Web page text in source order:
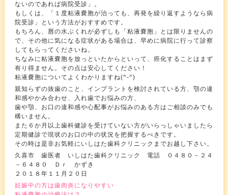
ないのであれば病院受診」。
もしくは、「１度粘液嚢胞が治っても、再発を繰り返すようなら病
院受診」という方法がおすすめです。
もちろん、唇の水ぶくれが必ずしも「粘液嚢胞」とは限りませんの
で、その他に気になる症状がある場合は、早めに病院に行って診察
してもらってくださいね。
ちなみに粘液嚢胞を放っといたからといって、癌化することはまず
有り得ません。その点は安心してください！
粘液嚢胞についてよくわかりますね(^-^)
親知らずの抜歯のこと、インプラントを検討されている方、顎の違
和感やかみ合わせ、入れ歯でお悩みの方、
歯や顎、お口の違和感や心配事がお悩みのある方はご相談のみでも
構いません。
また６か月以上歯科健診を受けていない方がいらっしゃいましたら
定期健診で現状のお口の中の状況を把握するべきです。
その時は是非お気軽にいしはた歯科クリニックまでお越し下さい。
久喜市 歯医者 いしはた歯科クリニック 電話 ０４８０－２４
－６４８０ Ｄｒ かずき
２０１８年１１月２０日
妊娠中の方は歯肉炎になりやすい